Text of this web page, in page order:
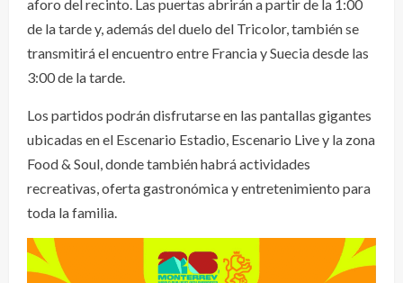
aforo del recinto. Las puertas abrirán a partir de la 1:00
de la tarde y, además del duelo del Tricolor, también se
transmitirá el encuentro entre Francia y Suecia desde las
3:00 de la tarde.
Los partidos podrán disfrutarse en las pantallas gigantes
ubicadas en el Escenario Estadio, Escenario Live y la zona
Food & Soul, donde también habrá actividades
recreativas, oferta gastronómica y entretenimiento para
toda la familia.